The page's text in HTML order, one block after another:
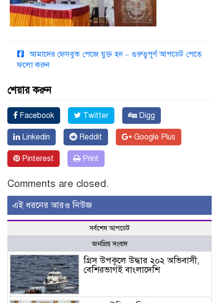
আমাদের ফেসবুক পেজে যুক্ত হন – গুরুত্বপূর্ণ আপডেট পেতে
ফলো করুন
শেয়ার করুন
Facebook Twitter Digg
Linkedin Reddit Google Plus
Pinterest Print
Comments are closed.
এই ধরনের আরও নিউজ
সর্বশেষ আপডেট
জনপ্রিয় সংবাদ
গ্রিস উপকূলে উদ্ধার ২০২ অভিবাসী,
বেশিরভাগই বাংলাদেশি